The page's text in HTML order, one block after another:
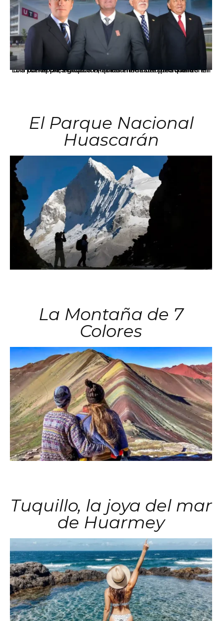
Los principales grupos empresariales del país mantienen una fuerte presencia en Áncash mediante inversiones en comercio, educación, salud e industria pesquera.
El Parque Nacional
Huascarán
La Montaña de 7
Colores
Tuquillo, la joya del mar
de Huarmey